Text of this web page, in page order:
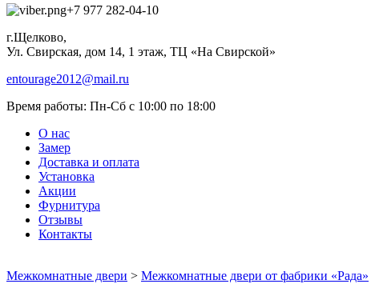
+7 977 282-04-10
г.Щелково,
Ул. Свирская, дом 14, 1 этаж, ТЦ «На Свирской»
entourage2012@mail.ru
Время работы: Пн-Сб с 10:00 по 18:00
О нас
Замер
Доставка и оплата
Установка
Акции
Фурнитура
Отзывы
Контакты
Межкомнатные двери > Межкомнатные двери от фабрики «Рада»